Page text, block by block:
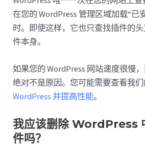
在您的 WordPress 管理区域加载“已
时。即使这样，它也只查找插件的
件本身。
如果您的 WordPress 网站速度很慢
绝对不是原因。您可能需要查看我
WordPress 并提高性能。
我应该删除 WordPress
件吗？